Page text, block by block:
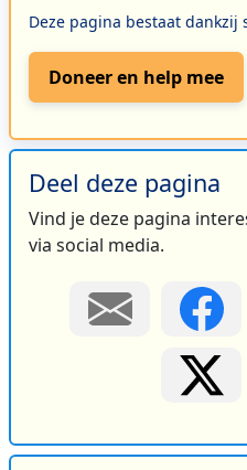
Deze pagina bestaat
Doneer en help mee
Deel deze pagina
Vind je deze pagina
via social media.